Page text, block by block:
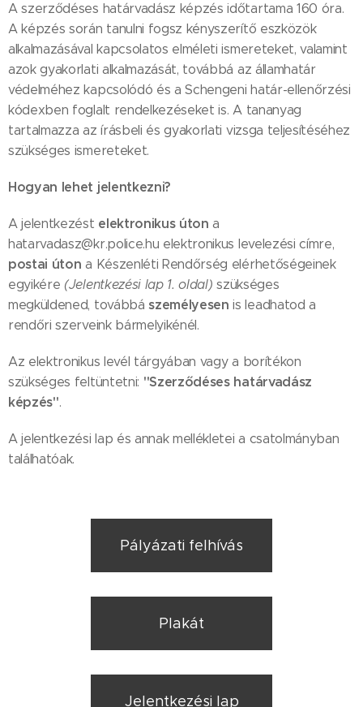
A szerződéses határvadász képzés időtartama 160 óra.
A képzés során tanulni fogsz kényszerítő eszközök
alkalmazásával kapcsolatos elméleti ismereteket, valamint
azok gyakorlati alkalmazását, továbbá az államhatár
védelméhez kapcsolódó és a Schengeni határ-ellenőrzési
kódexben foglalt rendelkezéseket is. A tananyag
tartalmazza az írásbeli és gyakorlati vizsga teljesítéséhez
szükséges ismereteket.
Hogyan lehet jelentkezni?
A jelentkezést elektronikus úton a
hatarvadasz@kr.police.hu elektronikus levelezési címre,
postai úton a Készenléti Rendőrség elérhetőségeinek
egyikére (Jelentkezési lap 1. oldal) szükséges
megküldened, továbbászemélyesen is leadhatod a
rendőri szerveink bármelyikénél.
Az elektronikus levél tárgyában vagy a borítékon
szükséges feltüntetni: "Szerződéses határvadász
képzés".
A jelentkezési lap és annak mellékletei a csatolmányban
találhatóak.
Pályázati felhívás
Plakát
Jelentkezési lap